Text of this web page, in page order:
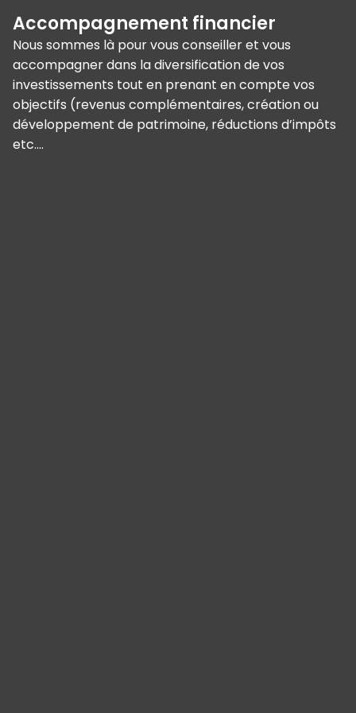
Accompagnement financier
Nous sommes là pour vous conseiller et vous
accompagner dans la diversification de vos
investissements tout en prenant en compte vos
objectifs (revenus complémentaires, création ou
développement de patrimoine, réductions d’impôts
etc….